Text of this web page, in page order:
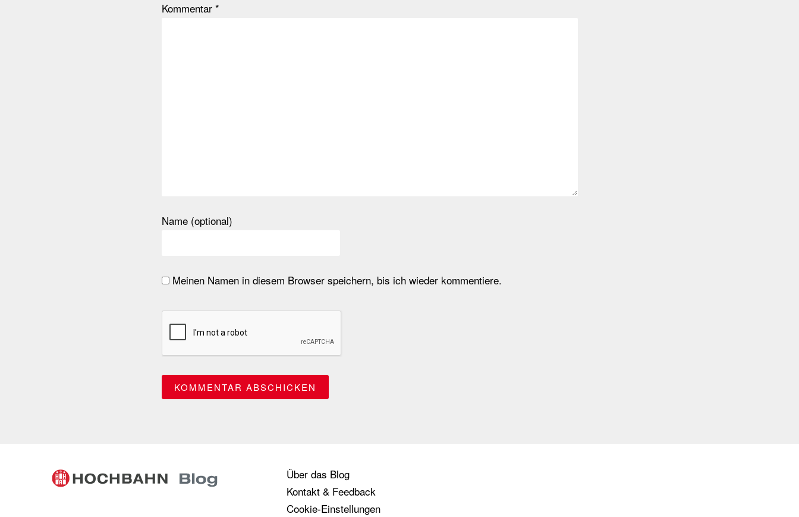
Kommentar *
Name (optional)
Meinen Namen in diesem Browser speichern, bis ich wieder kommentiere.
Über das Blog
Kontakt & Feedback
Cookie-Einstellungen